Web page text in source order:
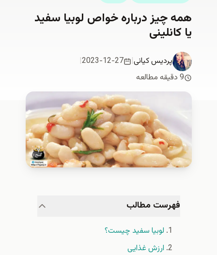
همه چیز درباره خواص لوبیا سفید
یا کانلینی
پردیس کیانی|
2023-12-27
|
9 دقیقه مطالعه
فهرست مطالب
لوبیا سفید چیست؟
ارزش غذایی